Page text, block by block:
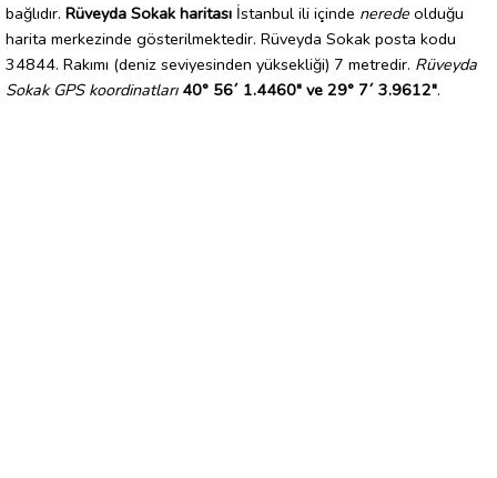
bağlıdır. Rüveyda Sokak haritası İstanbul ili içinde nerede olduğu
harita merkezinde gösterilmektedir. Rüveyda Sokak posta kodu
34844. Rakımı (deniz seviyesinden yüksekliği) 7 metredir. Rüveyda
Sokak GPS koordinatları 40° 56´ 1.4460" ve 29° 7´ 3.9612".